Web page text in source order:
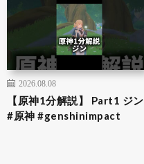
2026.08.08
【原神1分解説】 Part1 ジン
#原神 #genshinimpact